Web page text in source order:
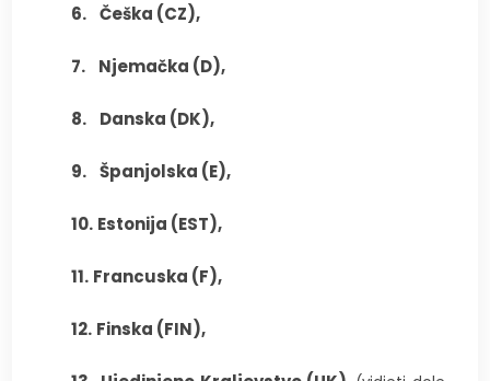
6. Češka (CZ),
7. Njemačka (D),
8. Danska (DK),
9. Španjolska (E),
10. Estonija (EST),
11. Francuska (F),
12. Finska (FIN),